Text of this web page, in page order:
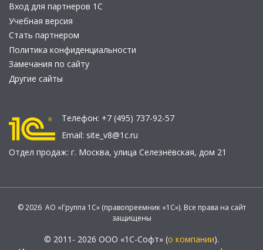
Вход для партнеров 1С
Учебная версия
Стать партнером
Политика конфиденциальности
Замечания по сайту
Другие сайты
Телефон: +7 (495) 737-92-57
Email: site_v8@1c.ru
Отдел продаж: г. Москва, улица Селезнёвская, дом 21
© 2026 АО «Группа 1С» (правопреемник «1С»). Все права на сайт
защищены
© 2011- 2026 ООО «1С-Софт» (о компании).